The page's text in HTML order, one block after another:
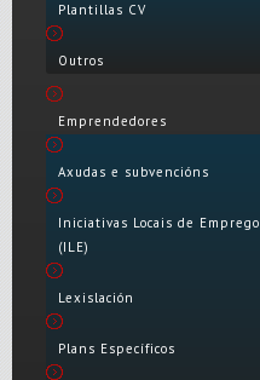
Plantillas CV
Outros
Emprendedores
Axudas e subvencións
Iniciativas Locais de Emprego
(ILE)
Lexislación
Plans Específicos